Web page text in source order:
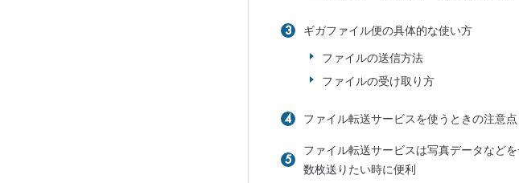
ギガファイル便の具体的な使い方
ファイルの送信方法
ファイルの受け取り方
ファイル転送サービスを使うときの注意点
ファイル転送サービスは写真データなど
数枚送りたい時に便利